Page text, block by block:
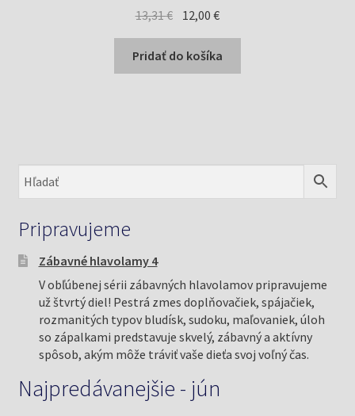
13,31€ Pôvodná
cena
bola:
13,31 €.
12,00€Aktuálna
cena
je:
12,00 €.
Pridať do košíka
Pripravujeme
Zábavné hlavolamy 4
V obľúbenej sérii zábavných hlavolamov pripravujeme
už štvrtý diel! Pestrá zmes doplňovačiek, spájačiek,
rozmanitých typov bludísk, sudoku, maľovaniek, úloh
so zápalkami predstavuje skvelý, zábavný a aktívny
spôsob, akým môže tráviť vaše dieťa svoj voľný čas.
Najpredávanejšie - jún